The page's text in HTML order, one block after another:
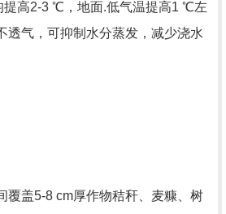
提高2-3 ℃，地面.低气温提高1 ℃左
透气，可抑制水分蒸发，减少浇水
覆盖5-8 cm厚作物秸秆、麦糠、树